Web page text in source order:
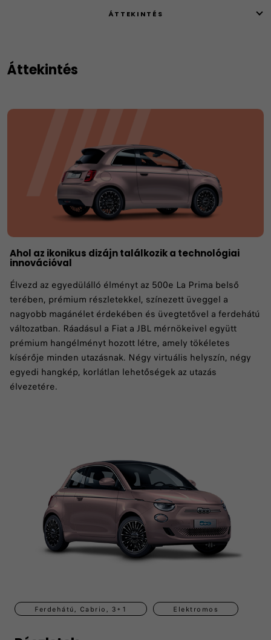
ÁTTEKINTÉS
Áttekintés
Ahol az ikonikus dizájn találkozik a technológiai
innovációval
Élvezd az egyedülálló élményt az 500e La Prima belső
terében, prémium részletekkel, színezett üveggel a
nagyobb magánélet érdekében és üvegtetővel a ferdehátú
változatban. Ráadásul a Fiat a JBL mérnökeivel együtt
prémium hangélményt hozott létre, amely tökéletes
kísérője minden utazásnak. Négy virtuális helyszín, négy
egyedi hangkép, korlátlan lehetőségek az utazás
élvezetére.
Ferdehátú, Cabrio, 3+1 Elektromos